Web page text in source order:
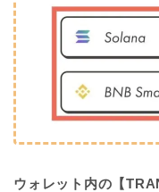
ウォレット内の【